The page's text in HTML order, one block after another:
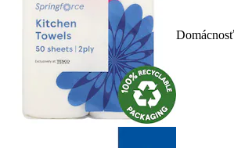
Domácnosť